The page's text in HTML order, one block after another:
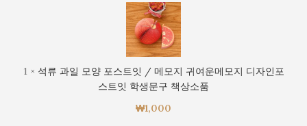
포
스
트
잇
학
생
구
지
귀
여
운
메
모
지
과
일
모
포
스
트
1 × 석류 과일 모양 포스트잇 / 메모지 귀여운메모지 디자인포
스트잇 학생문구 책상소품
₩1,000